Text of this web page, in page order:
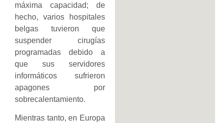
máxima capacidad; de
hecho, varios hospitales
belgas tuvieron que
suspender cirugías
programadas debido a
que sus servidores
informáticos sufrieron
apagones por
sobrecalentamiento.
Mientras tanto, en Europa